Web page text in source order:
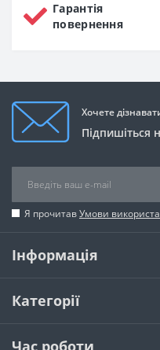
Гарантія
повернення
Хочете
Підпишіться
Я прочитавУмови
Інформація
Категорії
Час роботи